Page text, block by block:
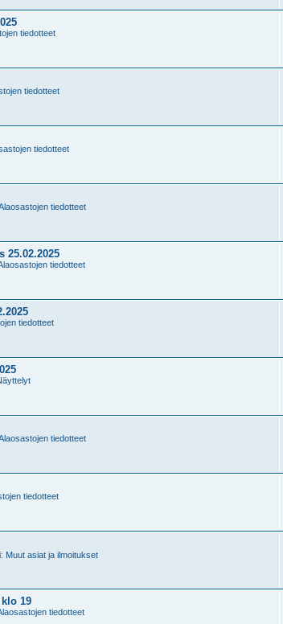
tiedotteet
tiedotteet
tiedotteet
tiedotteet
25.02.2025
tiedotteet
tiedotteet
tiedotteet
tiedotteet
Muut asiat ja ilmoitukset
19
tiedotteet